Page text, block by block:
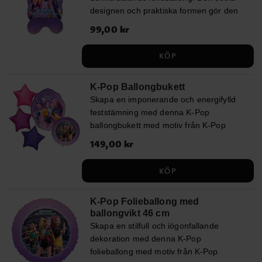
✔️ Inkluderar sugrör och vitt
ballongsnöre (ca 1,5 m)
designen och praktiska formen gör den
festmiljön utan att behöva hängas upp
Pris:99,00 kr
99,00 kr
KÖP
K-Pop Ballongbukett
Skapa en imponerande och energifylld
feststämning med denna K-Pop
ballongbukett med motiv från K-Pop
former och färger ger ett dynamiskt
och blir ett självklart blickfång på kalaset.
supershape-ballong (58 x 70 cm), 3
stjärnformade folieballonger (46 cm)
samt 1 rund folieballong (46 cm i
diameter). Förpackningen innehåller
sugrör för enkel uppblåsning samt ett vitt
Pris:149,00 kr
149,00 kr
KÖP
K-Pop Folieballong med
ballongvikt 46 cm
Skapa en stilfull och iögonfallande
dekoration med denna K-Pop
folieballong med motiv från K-Pop